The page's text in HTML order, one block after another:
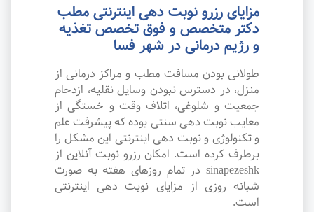
مزایای رزرو نوبت دهی اینترنتی مطب
دکتر متخصص و فوق تخصص تغذیه
و رژیم درمانی در شهر فسا
طولانی بودن مسافت مطب و مراکز درمانی از
منزل، در دسترس نبودن وسایل نقلیه، ازدحام
جمعیت و شلوغی، اتلاف وقت و خستگی از
معایب نوبت دهی سنتی بوده که پیشرفت علم
و تکنولوژی و نوبت دهی اینترنتی این مشکل را
برطرف کرده است. امکان رزرو نوبت آنلاین از
sinapezeshk در تمام روزهای هفته به صورت
شبانه روزی از مزایای نوبت دهی اینترنتی
است.